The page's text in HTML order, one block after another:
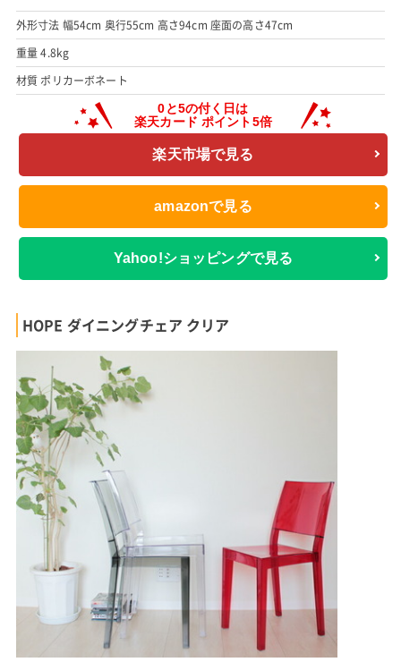
外形寸法 幅54cm 奥行55cm 高さ94cm 座面の高さ47cm
重量 4.8kg
材質 ポリカーボネート
楽天市場で見る
amazonで見る
Yahoo!ショッピングで見る
HOPE ダイニングチェア クリア